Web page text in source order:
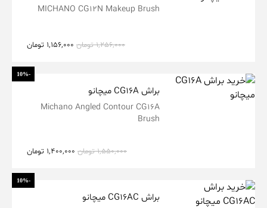
MICHANO CG12N Makeup Brush
1,256,000 تومان 1,156,000 تومان
-10%
براش CG16A میچانو
Michano Angled Contour CG16A
Brush
1,550,000 تومان 1,400,000 تومان
-10%
براش CG16AC میچانو